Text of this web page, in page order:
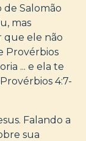
de Salomão
mas
que ele não
Provérbios
... e ela te
4:7-
Falando a
sua